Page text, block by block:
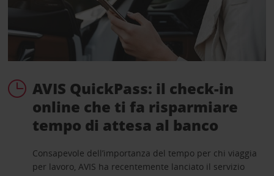
AVIS QuickPass: il check-in
online che ti fa risparmiare
tempo di attesa al banco
Consapevole dell’importanza del tempo per chi viaggia
per lavoro, AVIS ha recentemente lanciato il servizio